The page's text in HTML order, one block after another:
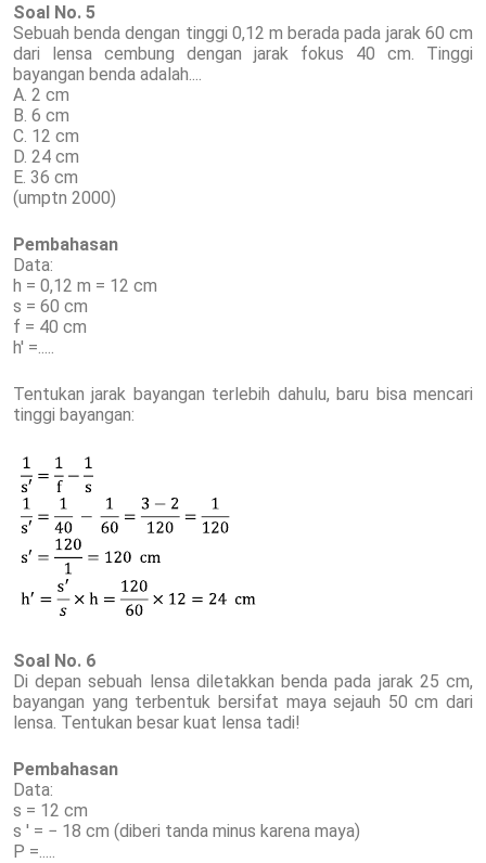
Soal No. 5
Sebuah benda dengan tinggi 0,12 m berada pada jarak 60 cm
dari lensa cembung dengan jarak fokus 40 cm. Tinggi
bayangan benda adalah....
A. 2 cm
B. 6 cm
C. 12 cm
D. 24 cm
E. 36 cm
(umptn 2000)
Pembahasan
Data:
h = 0,12 m = 12 cm
s = 60 cm
f = 40 cm
h' =.....
Tentukan jarak bayangan terlebih dahulu, baru bisa mencari
tinggi bayangan:
Soal No. 6
Di depan sebuah lensa diletakkan benda pada jarak 25 cm,
bayangan yang terbentuk bersifat maya sejauh 50 cm dari
lensa. Tentukan besar kuat lensa tadi!
Pembahasan
Data:
s = 12 cm
s ' = − 18 cm (diberi tanda minus karena maya)
P =.....